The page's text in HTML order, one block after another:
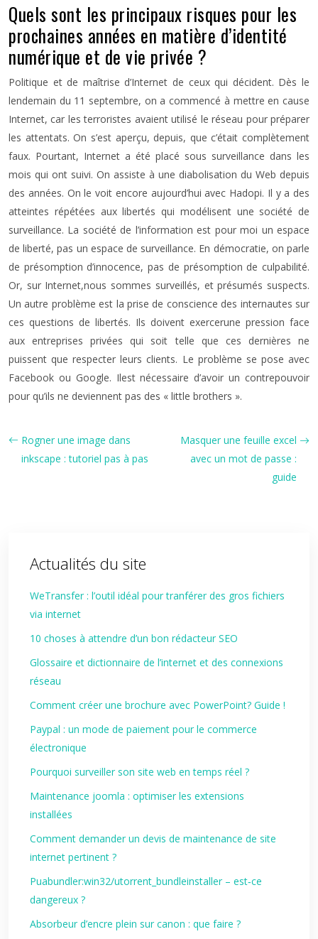
Quels sont les principaux risques pour les
prochaines années en matière d’identité
numérique et de vie privée ?
Politique et de maîtrise d’Internet de ceux qui décident. Dès le
lendemain du 11 septembre, on a commencé à mettre en cause
Internet, car les terroristes avaient utilisé le réseau pour préparer
les attentats. On s’est aperçu, depuis, que c’était complètement
faux. Pourtant, Internet a été placé sous surveillance dans les
mois qui ont suivi. On assiste à une diabolisation du Web depuis
des années. On le voit encore aujourd’hui avec Hadopi. Il y a des
atteintes répétées aux libertés qui modélisent une société de
surveillance. La société de l’information est pour moi un espace
de liberté, pas un espace de surveillance. En démocratie, on parle
de présomption d’innocence, pas de présomption de culpabilité.
Or, sur Internet,nous sommes surveillés, et présumés suspects.
Un autre problème est la prise de conscience des internautes sur
ces questions de libertés. Ils doivent exercerune pression face
aux entreprises privées qui soit telle que ces dernières ne
puissent que respecter leurs clients. Le problème se pose avec
Facebook ou Google. Ilest nécessaire d’avoir un contrepouvoir
pour qu’ils ne deviennent pas des « little brothers ».
Rogner une image dans
inkscape : tutoriel pas à pas
Masquer une feuille excel
avec un mot de passe :
guide
Actualités du site
WeTransfer : l’outil idéal pour tranférer des gros fichiers
via internet
10 choses à attendre d’un bon rédacteur SEO
Glossaire et dictionnaire de l’internet et des connexions
réseau
Comment créer une brochure avec PowerPoint? Guide !
Paypal : un mode de paiement pour le commerce
électronique
Pourquoi surveiller son site web en temps réel ?
Maintenance joomla : optimiser les extensions
installées
Comment demander un devis de maintenance de site
internet pertinent ?
Puabundler:win32/utorrent_bundleinstaller – est‑ce
dangereux ?
Absorbeur d’encre plein sur canon : que faire ?